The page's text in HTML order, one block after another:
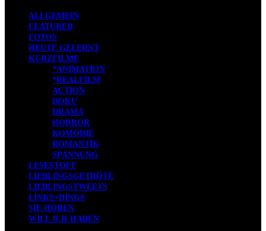
ALLGEMEIN
FEATURED
FOTOS
HEUTE GELERNT
KURZFILME
*ANIMATION
*REALFILM
ACTION
DOKU
DRAMA
HORROR
KOMÖDIE
ROMANTIK
SPANNUNG
LESESTOFF
LIEBLINGSGETRÖTE
LIEBLINGSTWEETS
LINKS+DINGS
SIE HÖREN
WILL ICH HABEN